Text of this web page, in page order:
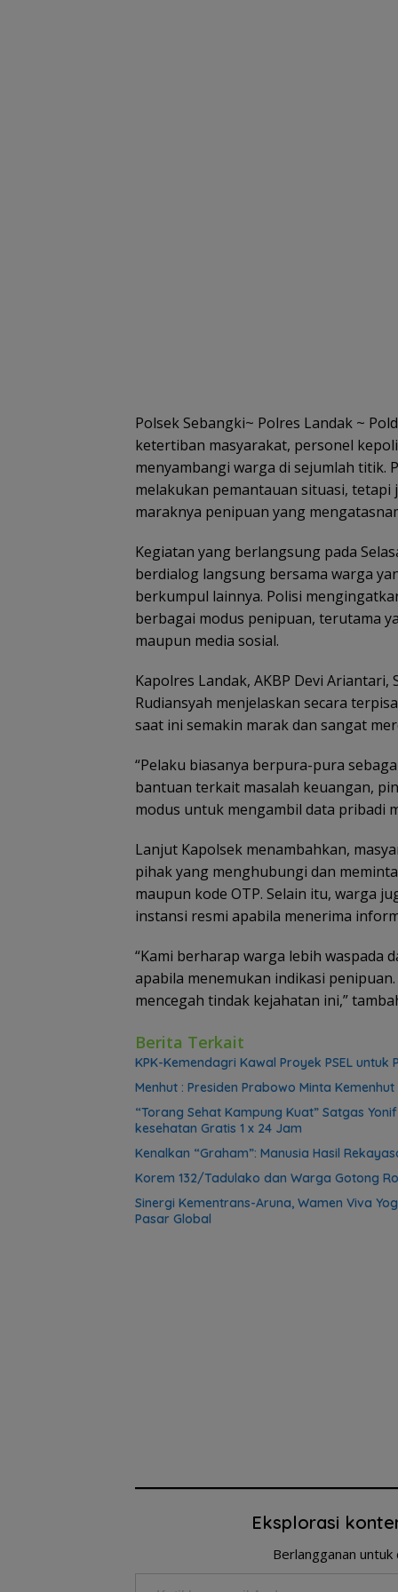
Polsek Sebangki~ Polres Landak ~
ketertiban masyarakat, personel
menyambangi warga di sejumlah titik.
melakukan pemantauan situasi, tetapi
maraknya penipuan yang
Kegiatan yang berlangsung pada
berdialog langsung bersama warga
berkumpul lainnya. Polisi
berbagai modus penipuan, terutama
maupun media sosial.
Kapolres Landak, AKBP Devi Ariantari,
Rudiansyah menjelaskan secara
saat ini semakin marak dan sangat
“Pelaku biasanya berpura-pura
bantuan terkait masalah keuangan,
modus untuk mengambil data pribadi
Lanjut Kapolsek menambahkan,
pihak yang menghubungi dan
maupun kode OTP. Selain itu, warga
instansi resmi apabila menerima
“Kami berharap warga lebih waspada
apabila menemukan indikasi
mencegah tindak kejahatan ini,”
Berita Terkait
KPK-Kemendagri Kawal Proyek PSEL
Menhut : Presiden Prabowo Minta
“Torang Sehat Kampung Kuat” Satgas
kesehatan Gratis 1 x 24 Jam
Kenalkan “Graham”: Manusia Hasil
Korem 132/Tadulako dan Warga Gotong
Sinergi Kementrans-Aruna, Wamen Viva
Pasar Global
Eksplorasi
Berlangganan
Ketikkan email Anda...